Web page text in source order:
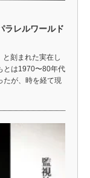
ラレルワールド
刻まれた実在し
とは1970〜80年代
たが、時を経て現